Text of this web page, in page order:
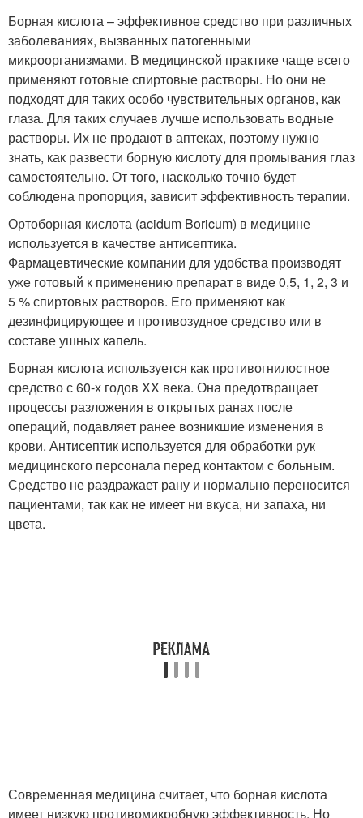
Борная кислота – эффективное средство при различных
заболеваниях, вызванных патогенными
микроорганизмами. В медицинской практике чаще всего
применяют готовые спиртовые растворы. Но они не
подходят для таких особо чувствительных органов, как
глаза. Для таких случаев лучше использовать водные
растворы. Их не продают в аптеках, поэтому нужно
знать, как развести борную кислоту для промывания глаз
самостоятельно. От того, насколько точно будет
соблюдена пропорция, зависит эффективность терапии.
Ортоборная кислота (acidum Boricum) в медицине
используется в качестве антисептика.
Фармацевтические компании для удобства производят
уже готовый к применению препарат в виде 0,5, 1, 2, 3 и
5 % спиртовых растворов. Его применяют как
дезинфицирующее и противозудное средство или в
составе ушных капель.
Борная кислота используется как противогнилостное
средство с 60-х годов XX века. Она предотвращает
процессы разложения в открытых ранах после
операций, подавляет ранее возникшие изменения в
крови. Антисептик используется для обработки рук
медицинского персонала перед контактом с больным.
Средство не раздражает рану и нормально переносится
пациентами, так как не имеет ни вкуса, ни запаха, ни
цвета.
Современная медицина считает, что борная кислота
имеет низкую противомикробную эффективность. Но